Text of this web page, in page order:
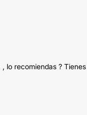
recomiendas ?